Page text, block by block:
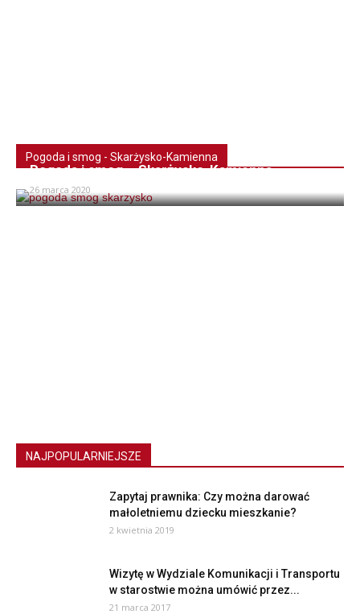
Pogoda i smog - Skarżysko-Kamienna
Pogoda i smog – Skarżysko-Kamienna
26 marca 2020
NAJPOPULARNIEJSZE
Zapytaj prawnika: Czy można darować
małoletniemu dziecku mieszkanie?
2 kwietnia 2019
Wizytę w Wydziale Komunikacji i Transportu
w starostwie można umówić przez...
21 marca 2017